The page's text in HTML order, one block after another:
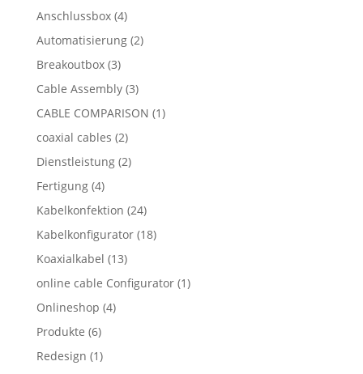
Anschlussbox(4)
Automatisierung(2)
Breakoutbox(3)
Cable Assembly(3)
CABLE COMPARISON (1)
coaxial cables (2)
Dienstleistung(2)
Fertigung(4)
Kabelkonfektion (24)
Kabelkonfigurator(18)
Koaxialkabel (13)
online cable Configurator(1)
Onlineshop (4)
Produkte (6)
Redesign (1)